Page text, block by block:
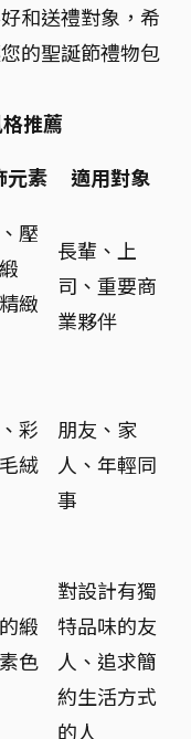
和送禮對象，希
的聖誕節禮物包
推薦
元素
適用對象
壓
緻
長輩、上
司、重要商
業夥伴
彩
絨
朋友、家
人、年輕同
事
緞
色
對設計有獨
特品味的友
人、追求簡
約生活方式
的人